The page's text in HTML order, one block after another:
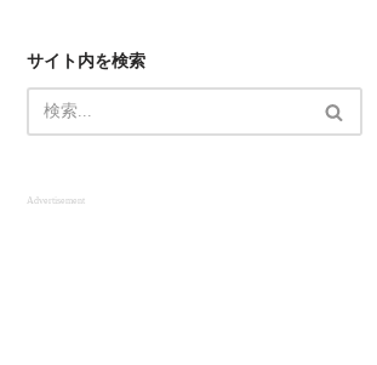
g
r
a
m
d
s
e
サイト内を検索
Advertisement